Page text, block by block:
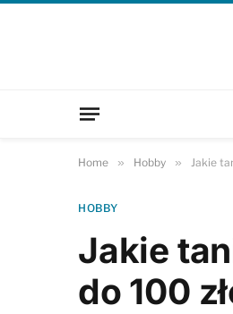
Home » Hobby » Jakie
HOBBY
Jakie
do 100